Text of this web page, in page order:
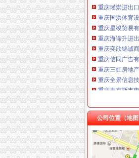
重庆国洪体育
重庆星竣贸易
重庆海谛升进
重庆奕欣锦诚
重庆信同广告
重庆三虹房地
重庆全景信息
重庆麦克斯韦
重庆市罗云科
重庆科米克商
重庆瑾崇进出
公司位置（地